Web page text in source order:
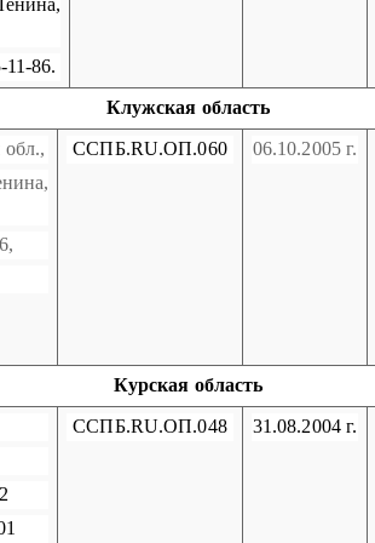
11-86.
Клужская область
обл.,
ССПБ.RU.ОП.060 06.10.2005 г.
Курская область
ССПБ.RU.ОП.048 31.08.2004 г.